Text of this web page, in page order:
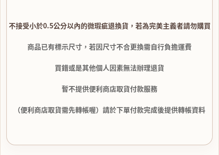
不接受小於0.5公分以內的微瑕疵退換貨，若為完美主義者請勿購買
商品已有標示尺寸，若因尺寸不合更換需自行負擔運費
買錯或是其他個人因素無法辦理退貨
暫不提供便利商店取貨付款服務
（便利商店取貨需先轉帳喔）請於下單付款完成後提供轉帳資料